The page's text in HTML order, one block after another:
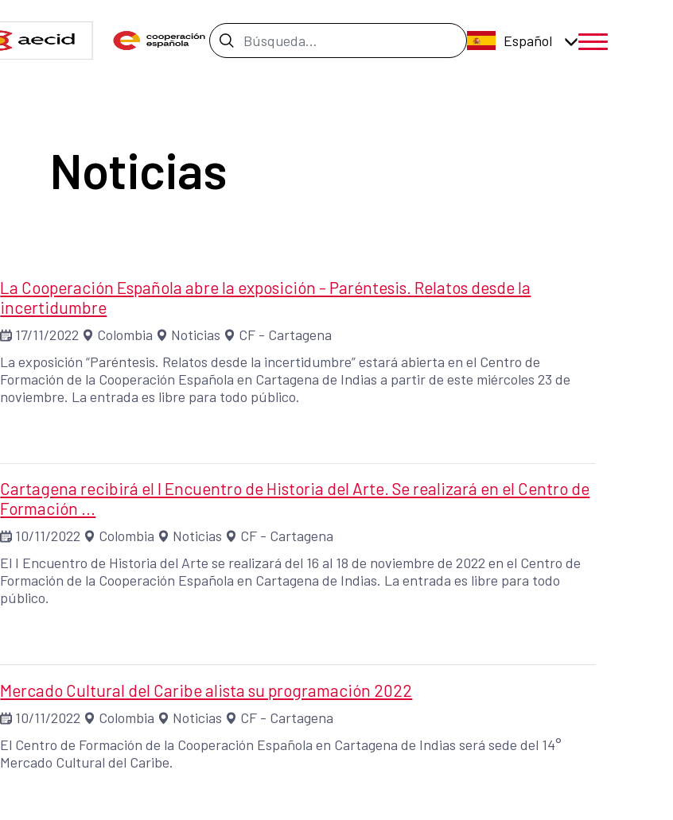
Barra de búsqueda Español
menú móvil
Noticias
La Cooperación Española abre la exposición - Paréntesis. Relatos desde la
incertidumbre
17/11/2022 Colombia Noticias
CF - Cartagena
La exposición “Paréntesis. Relatos desde la incertidumbre” estará abierta en el Centro de
Formación de la Cooperación Española en Cartagena de Indias a partir de este miércoles 23 de
noviembre. La entrada es libre para todo público.
Cartagena recibirá el I Encuentro de Historia del Arte. Se realizará en el Centro de
Formación ...
10/11/2022 Colombia Noticias
CF - Cartagena
El I Encuentro de Historia del Arte se realizará del 16 al 18 de noviembre de 2022 en el Centro de
Formación de la Cooperación Española en Cartagena de Indias. La entrada es libre para todo
público.
Mercado Cultural del Caribe alista su programación 2022
10/11/2022 Colombia Noticias
CF - Cartagena
El Centro de Formación de la Cooperación Española en Cartagena de Indias será sede del 14°
Mercado Cultural del Caribe.